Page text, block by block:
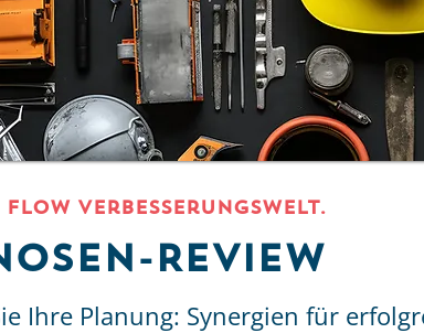
Flow Verbesserungswelt.
Review
Ihre Planung: Synergien für